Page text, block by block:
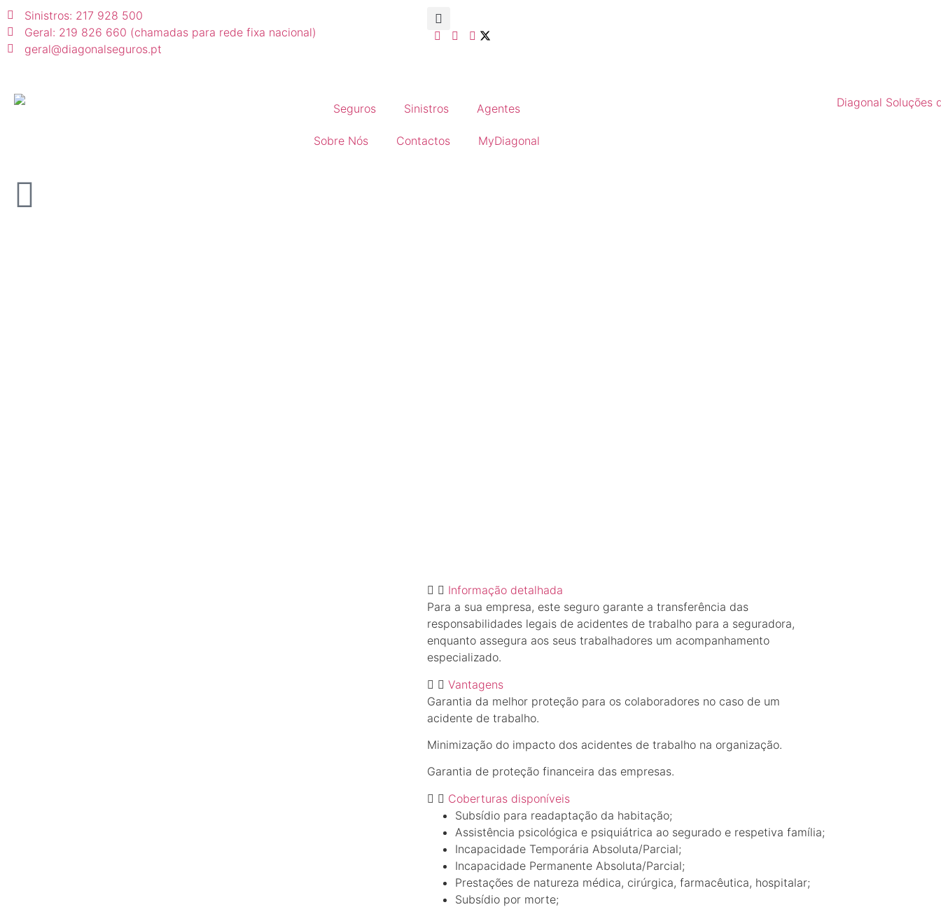
Sinistros: 217 928 500
Geral: 219 826 660 (chamadas para rede fixa nacional)
geral@diagonalseguros.pt
Seguros Sinistros Agentes
Sobre Nós Contactos MyDiagonal
Informação detalhada
Para a sua empresa, este seguro garante a transferência das
responsabilidades legais de acidentes de trabalho para a seguradora,
enquanto assegura aos seus trabalhadores um acompanhamento
especializado.
Vantagens
Garantia da melhor proteção para os colaboradores no caso de um
acidente de trabalho.
Minimização do impacto dos acidentes de trabalho na organização.
Garantia de proteção financeira das empresas.
Coberturas disponíveis
Subsídio para readaptação da habitação;
Assistência psicológica e psiquiátrica ao segurado e respetiva família;
Incapacidade Temporária Absoluta/Parcial;
Incapacidade Permanente Absoluta/Parcial;
Prestações de natureza médica, cirúrgica, farmacêutica, hospitalar;
Subsídio por morte;